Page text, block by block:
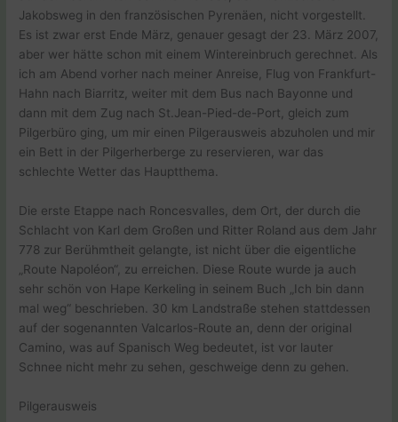
Jakobsweg in den französischen Pyrenäen, nicht vorgestellt.
Es ist zwar erst Ende März, genauer gesagt der 23. März 2007,
aber wer hätte schon mit einem Wintereinbruch gerechnet. Als
ich am Abend vorher nach meiner Anreise, Flug von Frankfurt-
Hahn nach Biarritz, weiter mit dem Bus nach Bayonne und
dann mit dem Zug nach St.Jean-Pied-de-Port, gleich zum
Pilgerbüro ging, um mir einen Pilgerausweis abzuholen und mir
ein Bett in der Pilgerherberge zu reservieren, war das
schlechte Wetter das Hauptthema.
Die erste Etappe nach Roncesvalles, dem Ort, der durch die
Schlacht von Karl dem Großen und Ritter Roland aus dem Jahr
778 zur Berühmtheit gelangte, ist nicht über die eigentliche
„Route Napoléon“, zu erreichen. Diese Route wurde ja auch
sehr schön von Hape Kerkeling in seinem Buch „Ich bin dann
mal weg“ beschrieben. 30 km Landstraße stehen stattdessen
auf der sogenannten Valcarlos-Route an, denn der original
Camino, was auf Spanisch Weg bedeutet, ist vor lauter
Schnee nicht mehr zu sehen, geschweige denn zu gehen.
Pilgerausweis